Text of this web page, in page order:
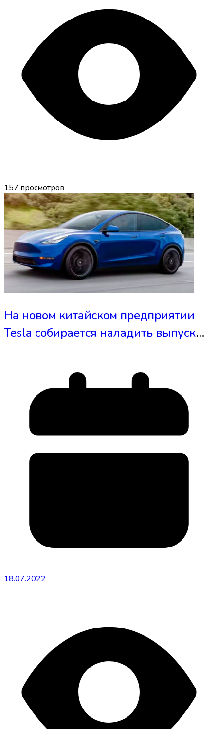
157 просмотров
На новом китайском предприятии
Tesla собирается наладить выпуск
18.07.2022